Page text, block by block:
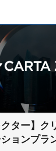
クター】ク
ョンプラ